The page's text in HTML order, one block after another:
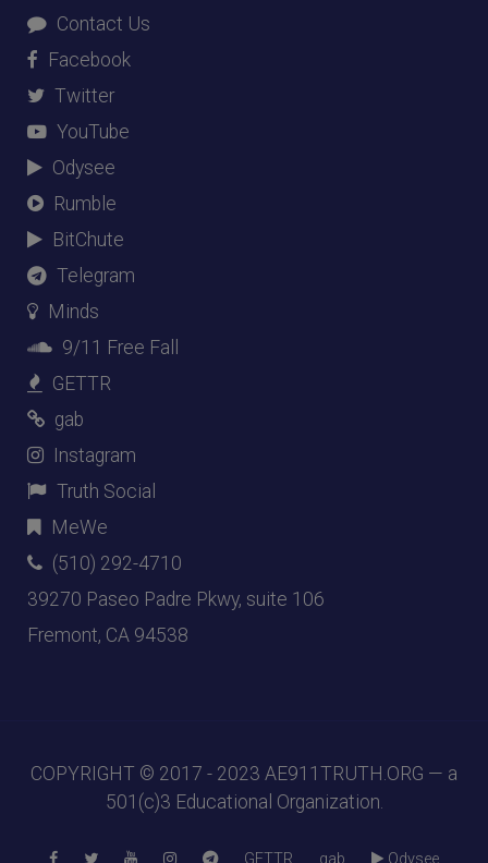
Contact Us
Facebook
Twitter
YouTube
Odysee
Rumble
BitChute
Telegram
Minds
9/11 Free Fall
GETTR
gab
Instagram
Truth Social
MeWe
(510) 292-4710
39270 Paseo Padre Pkwy, suite 106
Fremont, CA 94538
COPYRIGHT © 2017 - 2023 AE911TRUTH.ORG — a
501(c)3 Educational Organization.